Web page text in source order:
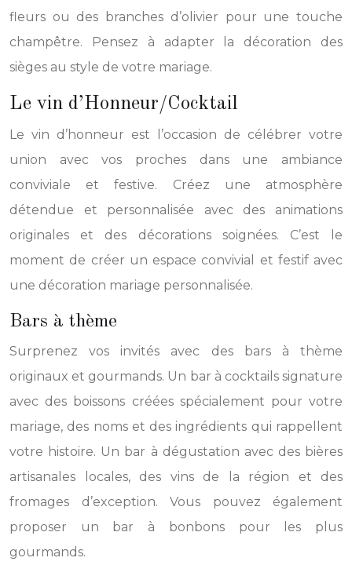
fleurs ou des branches d’olivier pour une touche
champêtre. Pensez à adapter la décoration des
sièges au style de votre mariage.
Le vin d’Honneur/Cocktail
Le vin d’honneur est l’occasion de célébrer votre
union avec vos proches dans une ambiance
conviviale et festive. Créez une atmosphère
détendue et personnalisée avec des animations
originales et des décorations soignées. C’est le
moment de créer un espace convivial et festif avec
une décoration mariage personnalisée.
Bars à thème
Surprenez vos invités avec des bars à thème
originaux et gourmands. Un bar à cocktails signature
avec des boissons créées spécialement pour votre
mariage, des noms et des ingrédients qui rappellent
votre histoire. Un bar à dégustation avec des bières
artisanales locales, des vins de la région et des
fromages d’exception. Vous pouvez également
proposer un bar à bonbons pour les plus
gourmands.